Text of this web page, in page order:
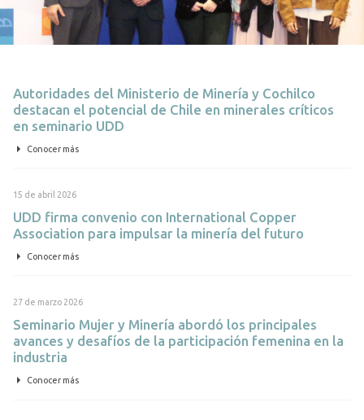
Autoridades del Ministerio de Minería y Cochilco
destacan el potencial de Chile en minerales críticos
en seminario UDD
Conocer más
15 de abril 2026
UDD firma convenio con International Copper
Association para impulsar la minería del futuro
Conocer más
27 de marzo 2026
Seminario Mujer y Minería abordó los principales
avances y desafíos de la participación femenina en la
industria
Conocer más